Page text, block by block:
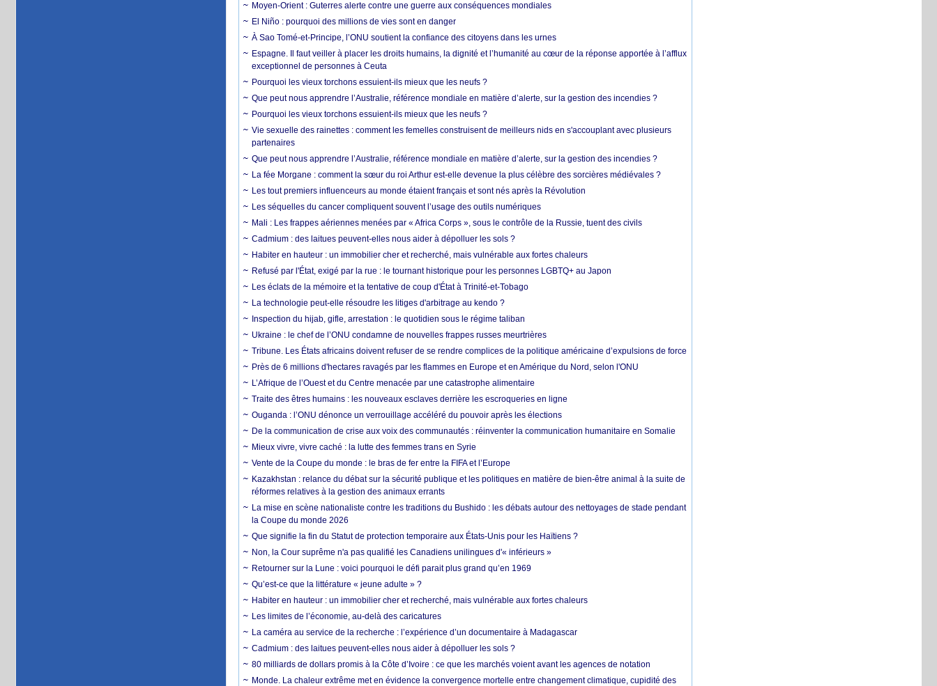
Moyen-Orient : Guterres alerte contre une guerre aux conséquences mondiales
El Niño : pourquoi des millions de vies sont en danger
À Sao Tomé-et-Principe, l’ONU soutient la confiance des citoyens dans les urnes
Espagne. Il faut veiller à placer les droits humains, la dignité et l’humanité au cœur de la réponse apportée à l’afflux
exceptionnel de personnes à Ceuta
Pourquoi les vieux torchons essuient-ils mieux que les neufs ?
Que peut nous apprendre l’Australie, référence mondiale en matière d’alerte, sur la gestion des incendies ?
Pourquoi les vieux torchons essuient-ils mieux que les neufs ?
Vie sexuelle des rainettes : comment les femelles construisent de meilleurs nids en s'accouplant avec plusieurs
partenaires
Que peut nous apprendre l’Australie, référence mondiale en matière d’alerte, sur la gestion des incendies ?
La fée Morgane : comment la sœur du roi Arthur est-elle devenue la plus célèbre des sorcières médiévales ?
Les tout premiers influenceurs au monde étaient français et sont nés après la Révolution
Les séquelles du cancer compliquent souvent l’usage des outils numériques
Mali : Les frappes aériennes menées par « Africa Corps », sous le contrôle de la Russie, tuent des civils
Cadmium : des laitues peuvent-elles nous aider à dépolluer les sols ?
Habiter en hauteur : un immobilier cher et recherché, mais vulnérable aux fortes chaleurs
Refusé par l'État, exigé par la rue : le tournant historique pour les personnes LGBTQ+ au Japon
Les éclats de la mémoire et la tentative de coup d'État à Trinité-et-Tobago
La technologie peut-elle résoudre les litiges d'arbitrage au kendo ?
Inspection du hijab, gifle, arrestation : le quotidien sous le régime taliban
Ukraine : le chef de l’ONU condamne de nouvelles frappes russes meurtrières
Tribune. Les États africains doivent refuser de se rendre complices de la politique américaine d’expulsions de force
Près de 6 millions d'hectares ravagés par les flammes en Europe et en Amérique du Nord, selon l'ONU
L’Afrique de l’Ouest et du Centre menacée par une catastrophe alimentaire
Traite des êtres humains : les nouveaux esclaves derrière les escroqueries en ligne
Ouganda : l’ONU dénonce un verrouillage accéléré du pouvoir après les élections
De la communication de crise aux voix des communautés : réinventer la communication humanitaire en Somalie
Mieux vivre, vivre caché : la lutte des femmes trans en Syrie
Vente de la Coupe du monde : le bras de fer entre la FIFA et l’Europe
Kazakhstan : relance du débat sur la sécurité publique et les politiques en matière de bien-être animal à la suite de
réformes relatives à la gestion des animaux errants
La mise en scène nationaliste contre les traditions du Bushido : les débats autour des nettoyages de stade pendant
la Coupe du monde 2026
Que signifie la fin du Statut de protection temporaire aux États-Unis pour les Haïtiens ?
Non, la Cour suprême n'a pas qualifié les Canadiens unilingues d'« inférieurs »
Retourner sur la Lune : voici pourquoi le défi parait plus grand qu’en 1969
Qu’est-ce que la littérature « jeune adulte » ?
Habiter en hauteur : un immobilier cher et recherché, mais vulnérable aux fortes chaleurs
Les limites de l’économie, au-delà des caricatures
La caméra au service de la recherche : l’expérience d’un documentaire à Madagascar
Cadmium : des laitues peuvent-elles nous aider à dépolluer les sols ?
80 milliards de dollars promis à la Côte d’Ivoire : ce que les marchés voient avant les agences de notation
Monde. La chaleur extrême met en évidence la convergence mortelle entre changement climatique, cupidité des